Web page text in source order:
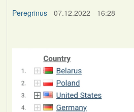
Peregrinus- 07.12.2022 - 16:28